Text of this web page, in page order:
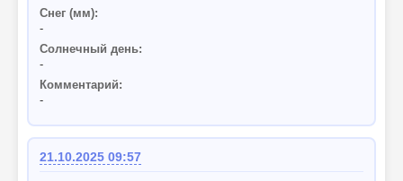
Снег (мм):
-
Солнечный день:
-
Комментарий:
-
21.10.2025 09:57